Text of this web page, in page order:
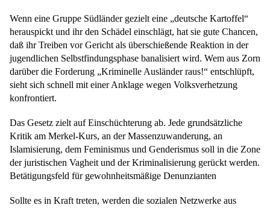
Wenn eine Gruppe Südländer gezielt eine „deutsche Kartoffel“
herauspickt und ihr den Schädel einschlägt, hat sie gute Chancen,
daß ihr Treiben vor Gericht als überschießende Reaktion in der
jugendlichen Selbstfindungsphase banalisiert wird. Wem aus Zorn
darüber die Forderung „Kriminelle Ausländer raus!“ entschlüpft,
sieht sich schnell mit einer Anklage wegen Volksverhetzung
konfrontiert.
Das Gesetz zielt auf Einschüchterung ab. Jede grundsätzliche
Kritik am Merkel-Kurs, an der Massenzuwanderung, an
Islamisierung, dem Feminismus und Genderismus soll in die Zone
der juristischen Vagheit und der Kriminalisierung gerückt werden.
Betätigungsfeld für gewohnheitsmäßige Denunzianten
Sollte es in Kraft treten, werden die sozialen Netzwerke aus